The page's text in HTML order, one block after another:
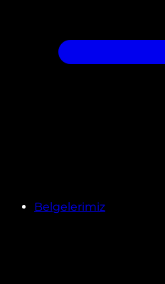
Belgelerimiz